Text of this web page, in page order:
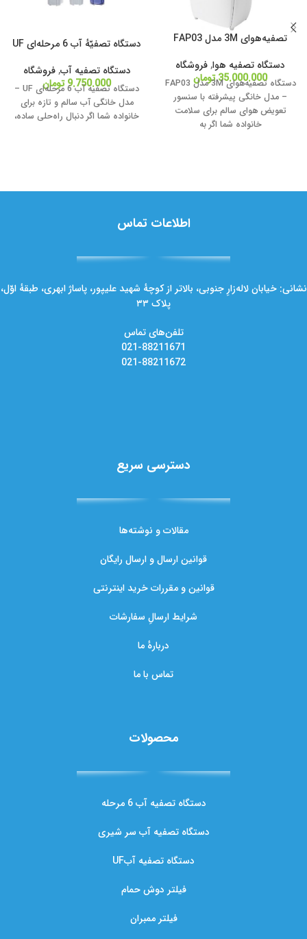
تصفیه‌هوای 3M مدل FAP03
دستگاه تصفیه هوا,فروشگاه
35.000.000تومان دستگاه تصفیه‌هوای 3M مدل FAP03
– مدل خانگی پیشرفته با سنسور
تعویض هوای سالم برای سلامت
خانواده شما اگر به
دستگاه تصفیّهٔ آب 6 مرحله‌ای UF
دستگاه تصفیه آب,فروشگاه
9.750.000تومان
دستگاه تصفیه آب 6 مرحله‌ای UF –
مدل خانگی آب سالم و تازه برای
خانواده شما اگر دنبال راه‌حلی ساده،
اطلاعات تماس
نشانی: خیابان لاله‌زارِ جنوبی، بالاتر از کوچهٔ شهید علیپور، پاساژ ابهری، طبقهٔ اوّل،
پلاک ۳۳
تلفن‌های تماس
021-88211671
021-88211672
دسترسی سریع
مقالات و نوشته‌ها
قوانین ارسال و ارسال رایگان
قوانین و مقررات خرید اینترنتی
شرایط ارسالِ سفارشات
دربارهٔ ما
تماس با ما
محصولات
دستگاه تصفیه آب 6 مرحله
دستگاه تصفیه آب سر شیری
دستگاه تصفیه آبUF
فیلتر دوش حمام
فیلتر ممبران